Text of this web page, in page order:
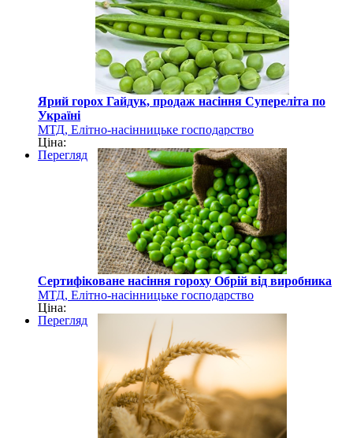
Ярий горох Гайдук, продаж насіння Супереліта по
Україні
МТД, Елітно-насінницьке господарство
Ціна:
Перегляд
Сертифіковане насіння гороху Обрій від виробника
МТД, Елітно-насінницьке господарство
Ціна:
Перегляд